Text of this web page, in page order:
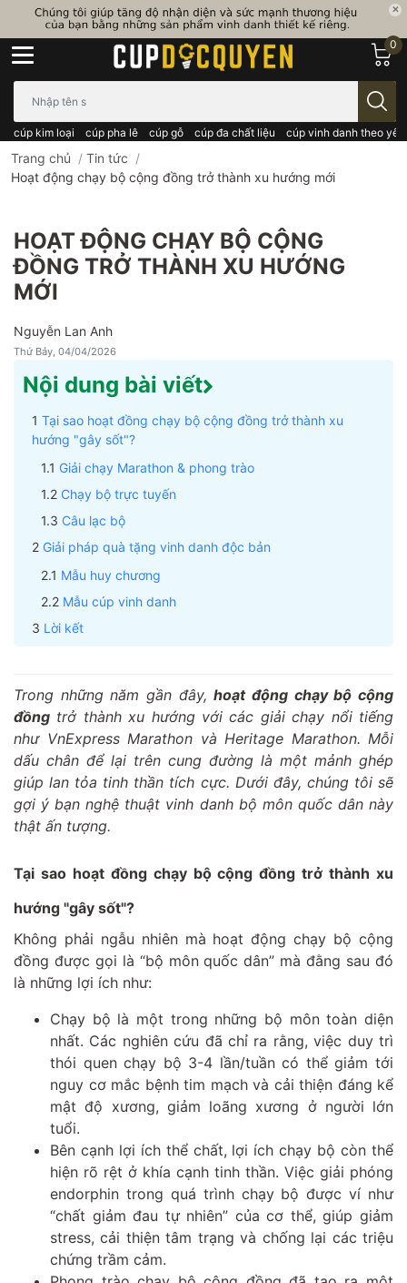
cúp kim loại cúp pha lê cúp gỗ cúp đa chất liệu cúp vinh danh theo
0
Trang chủ / Tin tức /
Hoạt động chạy bộ cộng đồng trở thành xu hướng mới
HOẠT ĐỘNG CHẠY BỘ CỘNG
ĐỒNG TRỞ THÀNH XU HƯỚNG
MỚI
Nguyễn Lan Anh
Thứ Bảy, 04/04/2026
Nội dung bài viết
Tại sao hoạt đồng chạy bộ cộng đồng trở thành xu
hướng "gây sốt"?
Giải chạy Marathon & phong trào
Chạy bộ trực tuyến
Câu lạc bộ
Giải pháp quà tặng vinh danh độc bản
Mẫu huy chương
Mẫu cúp vinh danh
Lời kết
Trong những năm gần đây,hoạt động chạy bộ cộng
đồng trở thành xu hướng với các giải chạy nổi tiếng
như VnExpress Marathon và Heritage Marathon. Mỗi
dấu chân để lại trên cung đường là một mảnh ghép
giúp lan tỏa tinh thần tích cực. Dưới đây, chúng tôi sẽ
gợi ý bạn nghệ thuật vinh danh bộ môn quốc dân này
thật ấn tượng.
Tại sao hoạt đồng chạy bộ cộng đồng trở thành xu
hướng "gây sốt"?
Không phải ngẫu nhiên mà hoạt động chạy bộ cộng
đồng được gọi là “bộ môn quốc dân” mà đằng sau đó
là những lợi ích như:
Chạy bộ là một trong những bộ môn toàn diện
nhất. Các nghiên cứu đã chỉ ra rằng, việc duy trì
thói quen chạy bộ 3-4 lần/tuần có thể giảm tới
nguy cơ mắc bệnh tim mạch và cải thiện đáng kể
mật độ xương, giảm loãng xương ở người lớn
tuổi.
Bên cạnh lợi ích thể chất, lợi ích chạy bộ còn thể
hiện rõ rệt ở khía cạnh tinh thần. Việc giải phóng
endorphin trong quá trình chạy bộ được ví như
“chất giảm đau tự nhiên” của cơ thể, giúp giảm
stress, cải thiện tâm trạng và chống lại các triệu
chứng trầm cảm.